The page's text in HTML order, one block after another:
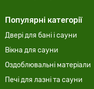
Популярні категорії
Двері для бані і сауни
Вікна для сауни
Оздоблювальні матеріали
Печі для лазні та сауни